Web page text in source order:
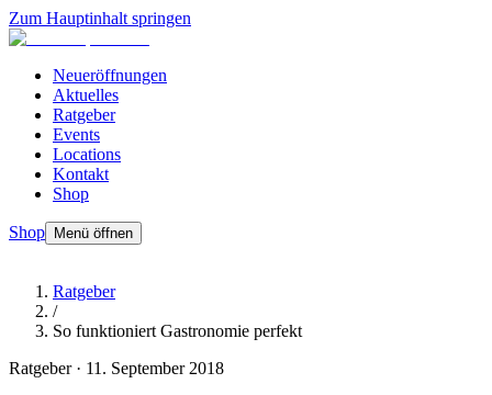
Zum Hauptinhalt springen
Neueröffnungen
Aktuelles
Ratgeber
Events
Locations
Kontakt
Shop
Shop Menü öffnen
Ratgeber
/
So funktioniert Gastronomie perfekt
Ratgeber· 11. September 2018